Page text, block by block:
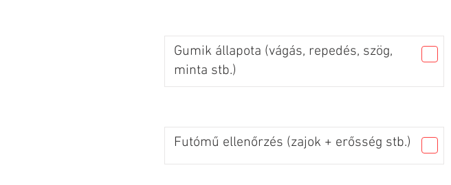
Gumik állapota (vágás, repedés, szög,
minta stb.)
Futómű ellenőrzés (zajok + erősség stb.)